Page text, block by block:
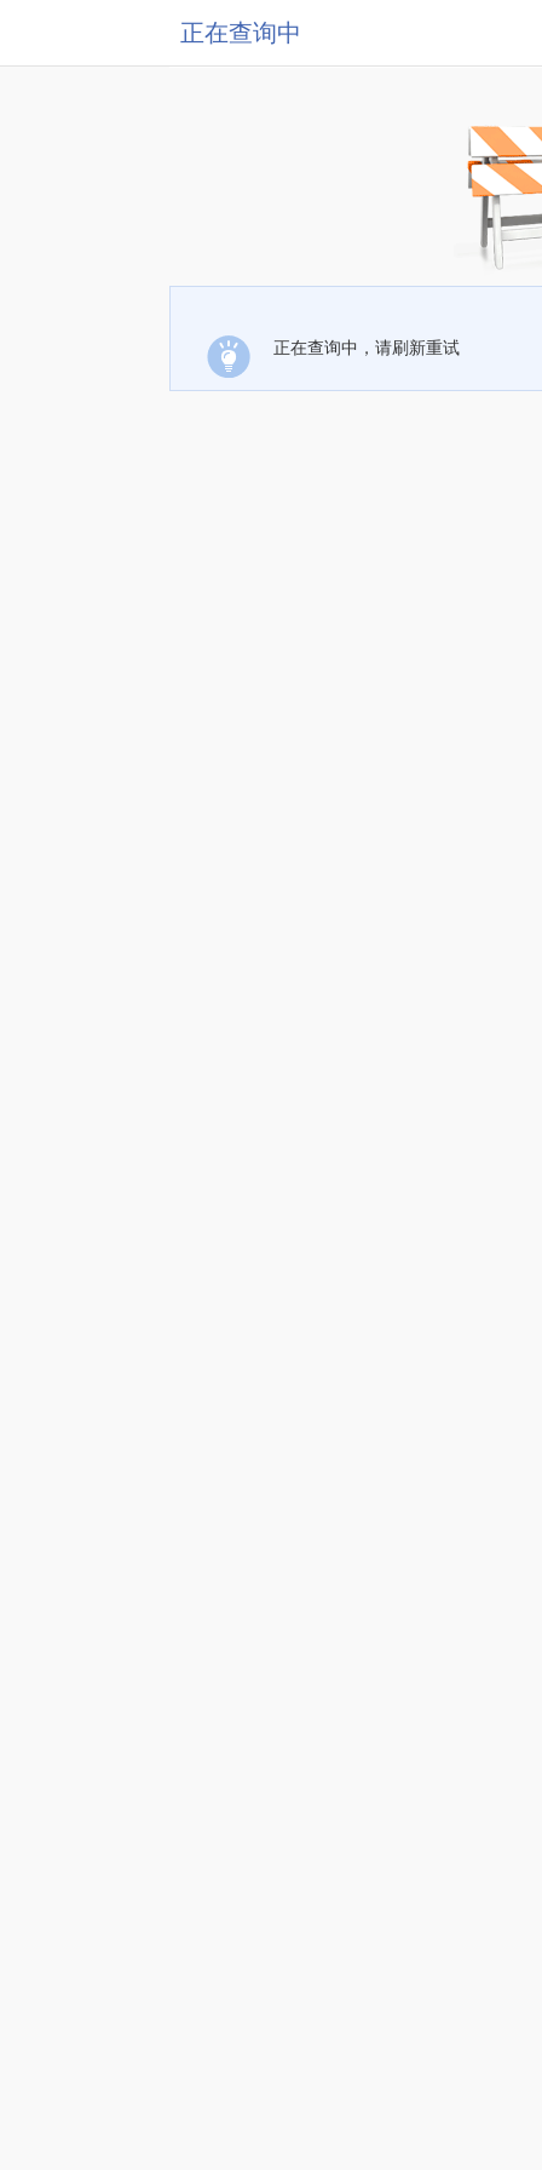
正在查询中
正在查询中，请刷新重试